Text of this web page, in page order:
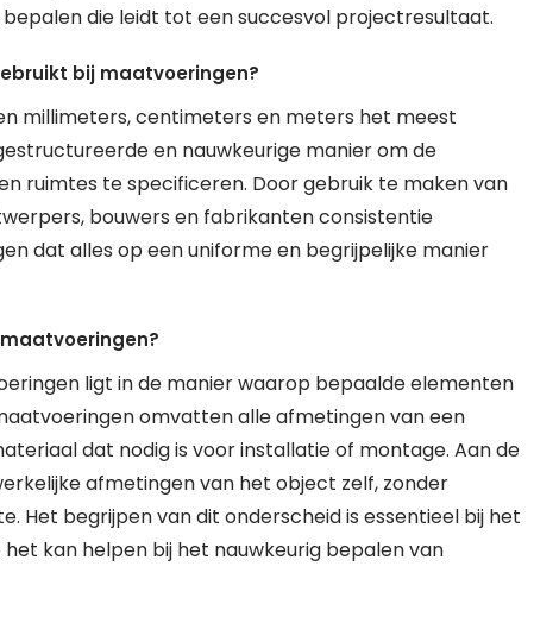
die leidt tot een succesvol projectresultaat.
bij maatvoeringen?
millimeters, centimeters en meters het meest
en nauwkeurige manier om de
ruimtes te specificeren. Door gebruik te maken van
bouwers en fabrikanten consistentie
dat alles op een uniforme en begrijpelijke manier
ligt in de manier waarop bepaalde elementen
omvatten alle afmetingen van een
dat nodig is voor installatie of montage. Aan de
afmetingen van het object zelf, zonder
Het begrijpen van dit onderscheid is essentieel bij het
kan helpen bij het nauwkeurig bepalen van